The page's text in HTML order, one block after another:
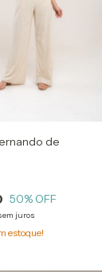
de
50% OFF
juros
estoque!